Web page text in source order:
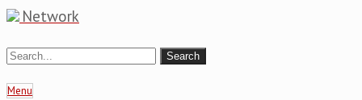
Network
Menu